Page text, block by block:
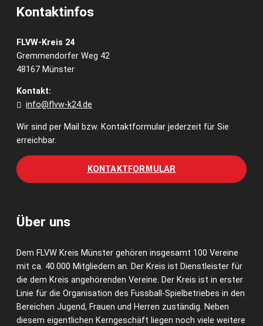
Kontaktinfos
FLVW-Kreis 24
Gremmendorfer Weg 42
48167 Münster
Kontakt:
info@flvw-k24.de
Wir sind per Mail bzw. Kontaktformular jederzeit für Sie
erreichbar.
KONTAKTFORMULAR
Über uns
Dem FLVW Kreis Münster gehören insgesamt 100 Vereine
mit ca. 40.000 Mitgliedern an. Der Kreis ist Dienstleister für
die dem Kreis angehörenden Vereine. Der Kreis ist in erster
Linie für die Organisation des Fussball-Spielbetriebes in den
Bereichen Jugend, Frauen und Herren zuständig. Neben
diesem eigentlichen Kerngeschäft liegen noch viele weitere